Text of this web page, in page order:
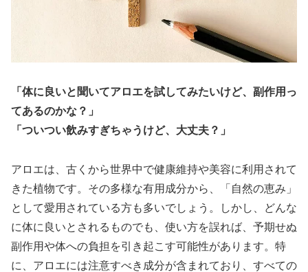
「体に良いと聞いてアロエを試してみたいけど、副作用っ
てあるのかな？」
「ついつい飲みすぎちゃうけど、大丈夫？」
アロエは、古くから世界中で健康維持や美容に利用されて
きた植物です。その多様な有用成分から、「自然の恵み」
として愛用されている方も多いでしょう。しかし、どんな
に体に良いとされるものでも、使い方を誤れば、予期せぬ
副作用や体への負担を引き起こす可能性があります。特
に、アロエには注意すべき成分が含まれており、すべての